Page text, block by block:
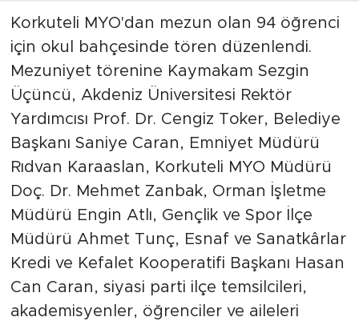
Korkuteli MYO'dan mezun olan 94 öğrenci
için okul bahçesinde tören düzenlendi.
Mezuniyet törenine Kaymakam Sezgin
Üçüncü, Akdeniz Üniversitesi Rektör
Yardımcısı Prof. Dr. Cengiz Toker, Belediye
Başkanı Saniye Caran, Emniyet Müdürü
Rıdvan Karaaslan, Korkuteli MYO Müdürü
Doç. Dr. Mehmet Zanbak, Orman İşletme
Müdürü Engin Atlı, Gençlik ve Spor İlçe
Müdürü Ahmet Tunç, Esnaf ve Sanatkârlar
Kredi ve Kefalet Kooperatifi Başkanı Hasan
Can Caran, siyasi parti ilçe temsilcileri,
akademisyenler, öğrenciler ve aileleri